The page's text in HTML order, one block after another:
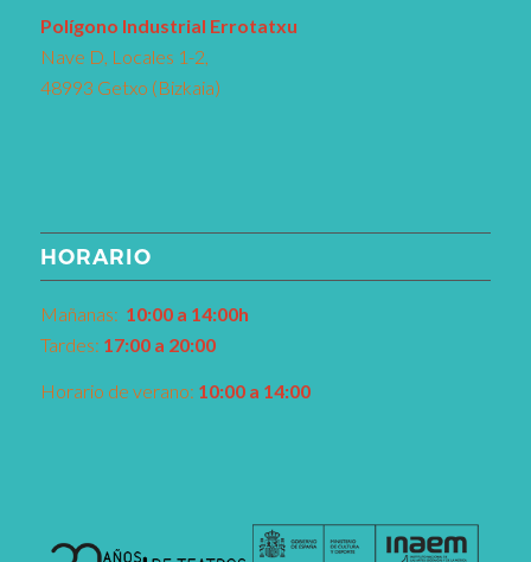
Polígono Industrial Errotatxu
Nave D, Locales 1-2,
48993 Getxo (Bizkaia)
HORARIO
Mañanas: 10:00 a 14:00h
Tardes: 17:00 a 20:00
Horario de verano: 10:00 a 14:00